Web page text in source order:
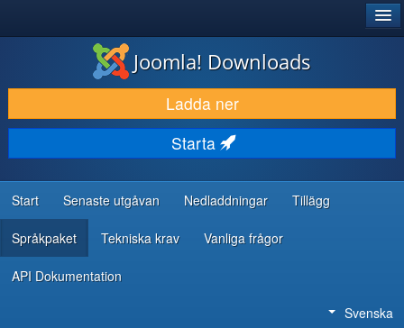
LADDA NER & UTÖKA
UPPTÄCK & LÄR
GEMENSKAP & SUPPORT
RESURSER FÖR UTVECKLARE
Joomla! Downloads
Ladda ner
Starta
Start Senaste utgåvan Nedladdningar Tillägg
Språkpaket Tekniska krav Vanliga frågor
API Dokumentation
Svenska